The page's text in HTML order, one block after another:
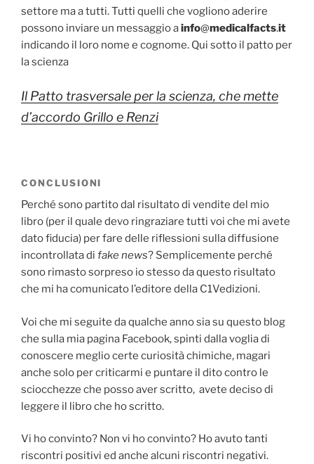
settore ma a tutti. Tutti quelli che vogliono aderire
possono inviare un messaggio ainfo@medicalfacts.it
indicando il loro nome e cognome. Qui sotto il patto per
la scienza
Il Patto trasversale per la scienza, che mette
d’accordo Grillo e Renzi
CONCLUSIONI
Perché sono partito dal risultato di vendite del mio
libro (per il quale devo ringraziare tutti voi che mi avete
dato fiducia) per fare delle riflessioni sulla diffusione
incontrollata di fake news? Semplicemente perché
sono rimasto sorpreso io stesso da questo risultato
che mi ha comunicato l’editore della C1Vedizioni.
Voi che mi seguite da qualche anno sia su questo blog
che sulla mia pagina Facebook, spinti dalla voglia di
conoscere meglio certe curiosità chimiche, magari
anche solo per criticarmi e puntare il dito contro le
sciocchezze che posso aver scritto, avete deciso di
leggere il libro che ho scritto.
Vi ho convinto? Non vi ho convinto? Ho avuto tanti
riscontri positivi ed anche alcuni riscontri negativi.